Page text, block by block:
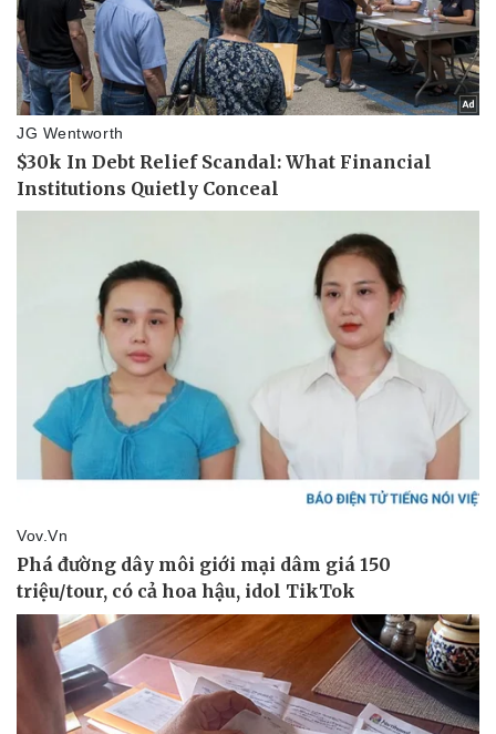
Kinh tế
Bất động sản
Khởi nghiệp
Thị trường
Giá vàng
Tiêu dùng
Tỷ giá
Chứng khoán